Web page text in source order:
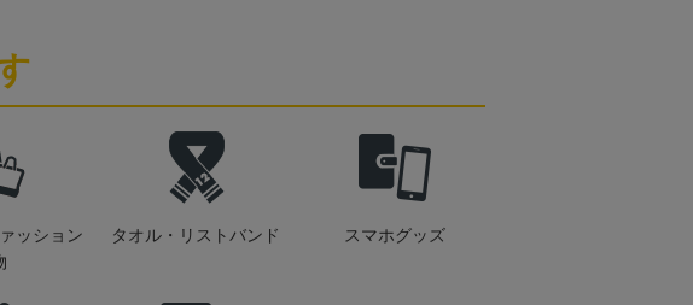
ッション
タオル・リストバンド スマホグッズ